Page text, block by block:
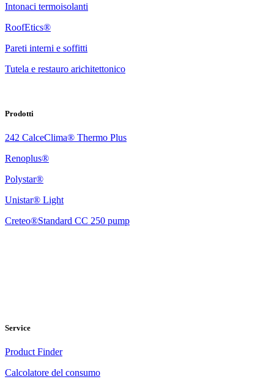
Intonaci termoisolanti
RoofEtics®
Pareti interni e soffitti
Tutela e restauro arichitettonico
Prodotti
242 CalceClima® Thermo Plus
Renoplus®
Polystar®
Unistar® Light
Creteo®Standard CC 250 pump
Service
Product Finder
Calcolatore del consumo